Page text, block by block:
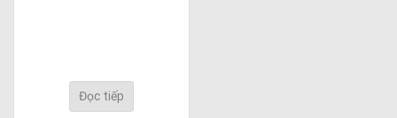
Đọc tiếp